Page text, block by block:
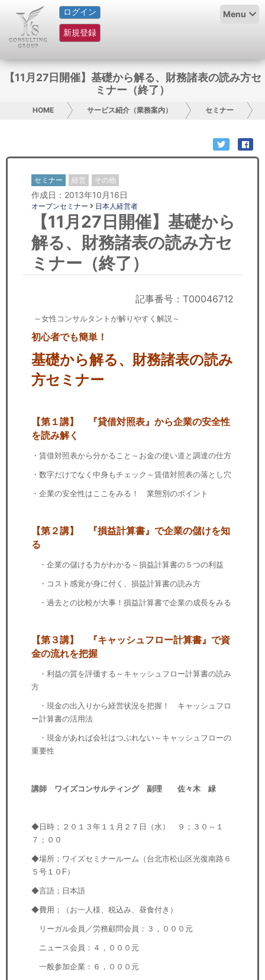
ログイン
新規登録
Menu
HOME
サービス紹介
お問い合わせ
日本人にPR
コンサルティング
リサーチ
セミナー
労務顧問
ＩＴ
飲食店情報
【11月27日開催】基礎から解る、財務諸表の読み方セ
ミナー（終了）
HOME サービス紹介（業務案内） セミナー
セミナー 経営 その他
作成日：2013年10月16日
オープンセミナー 日本人経営者
【11月27日開催】基礎から
解る、財務諸表の読み方セ
ミナー（終了）
記事番号：T00046712
～女性コンサルタントが解りやすく解説～
初心者でも簡単！
基礎から解る、財務諸表の読み
方セミナー
【第１講】 『貸借対照表』から企業の安全性
を読み解く
・賃借対照表から分かること～お金の使い道と調達の仕方
・数字だけでなく中身もチェック～賃借対照表の落とし穴
・企業の安全性はここをみる！ 業態別のポイント
【第２講】 『損益計算書』で企業の儲けを知
る
・企業の儲ける力がわかる～損益計算書の５つの利益
・コスト感覚が身に付く、損益計算書の読み方
・過去との比較が大事！損益計算書で企業の成長をみる
【第３講】 『キャッシュフロー計算書』で資
金の流れを把握
・利益の質を評価する～キャッシュフロー計算書の読み
方
・現金の出入りから経営状況を把握！ キャッシュフロ
ー計算書の活用法
・現金があれば会社はつぶれない～キャッシュフローの
重要性
講師 ワイズコンサルティング 副理 佐々木 緑
◆日時；２０１３年１１月２７日（水） ９；３０～１
７；００
◆場所；ワイズセミナールーム（台北市松山区光復南路６
５号１０F）
◆言語；日本語
◆費用；（お一人様、税込み、昼食付き）
リーガル会員／労務顧問会員：３，０００元
ニュース会員：４，０００元
一般参加企業：６，０００元